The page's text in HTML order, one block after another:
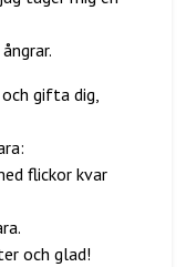
gifta dig,
flickor kvar
och glad!